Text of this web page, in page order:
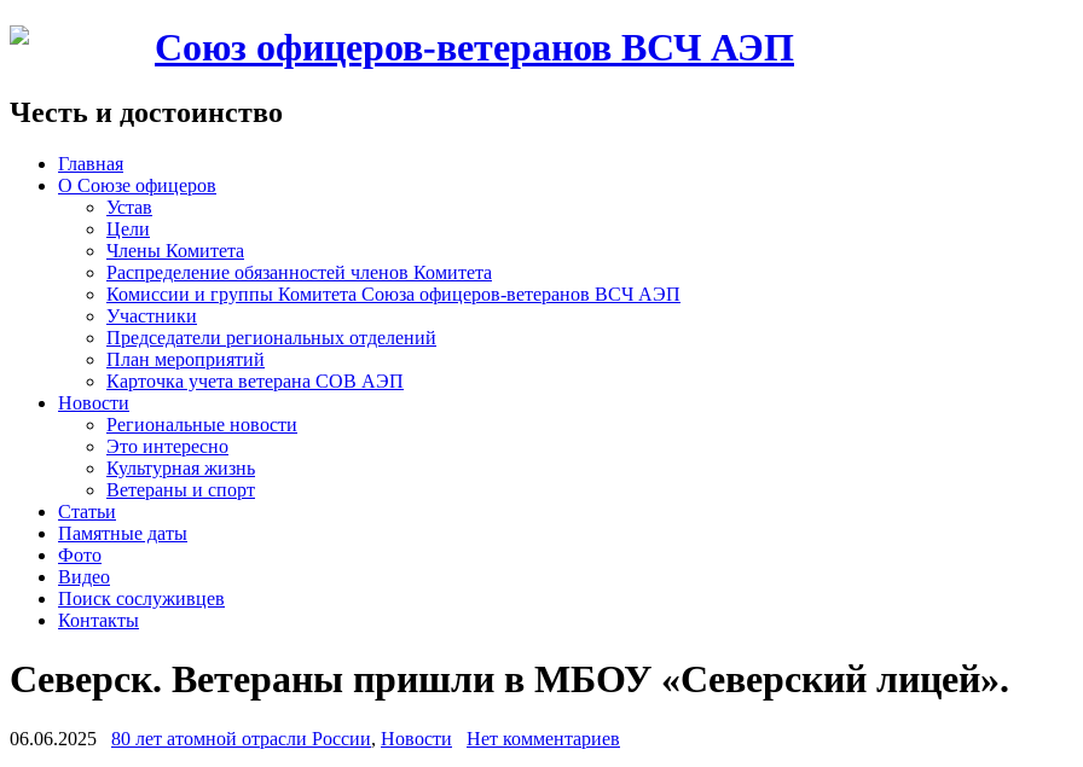
Союз офицеров-ветеранов ВСЧ АЭП
Честь и достоинство
Главная
О Союзе офицеров
Устав
Цели
Члены Комитета
Распределение обязанностей членов Комитета
Комиссии и группы Комитета Союза офицеров-ветеранов ВСЧ АЭП
Участники
Председатели региональных отделений
План мероприятий
Карточка учета ветерана CОВ АЭП
Новости
Региональные новости
Это интересно
Культурная жизнь
Ветераны и спорт
Статьи
Памятные даты
Фото
Видео
Поиск сослуживцев
Контакты
Северск. Ветераны пришли в МБОУ «Северский лицей».
06.06.2025 80 лет атомной отрасли России, Новости
Нет комментариев